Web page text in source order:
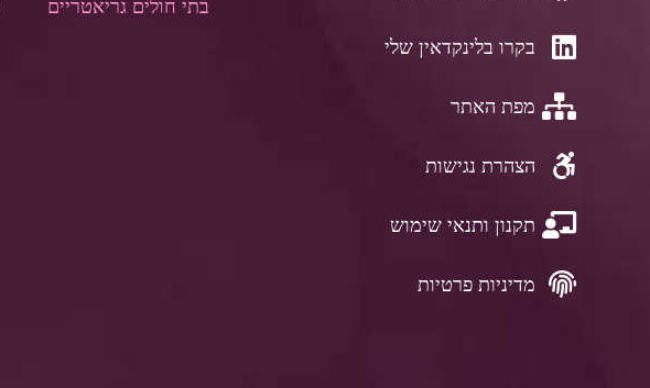
בקרו בלינקדאין שלי
מפת האתר
הצהרת נגישות
תקנון ותנאי שימוש
מדיניות פרטיות
בתי חולים גריאטריים